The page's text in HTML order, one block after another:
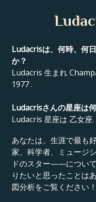
Ludacrisは、何時、何
か？
Ludacris 生まれ
1977 .
Ludacrisさんの星座は
Ludacris 星座は 乙女座.
あなたは、生涯で最も
家、科学者、ミュージ
ドのスター——について
りたいと思ったことは
図分析をご覧ください！